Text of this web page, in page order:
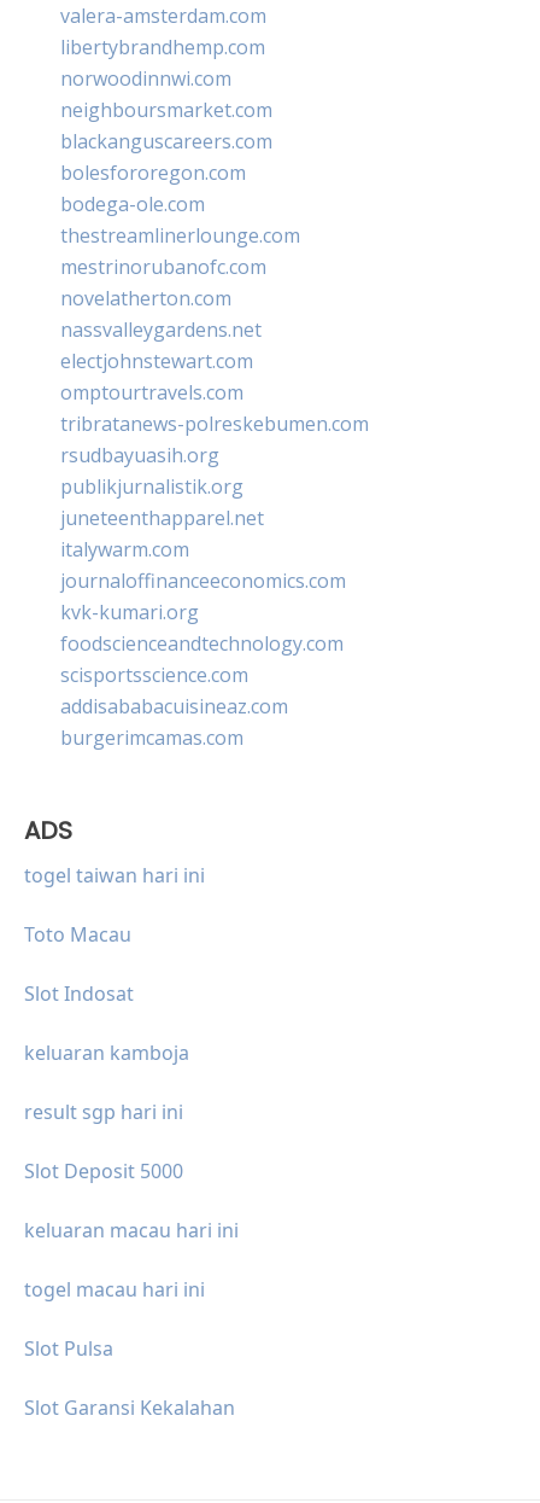
valera-amsterdam.com
libertybrandhemp.com
norwoodinnwi.com
neighboursmarket.com
blackanguscareers.com
bolesfororegon.com
bodega-ole.com
thestreamlinerlounge.com
mestrinorubanofc.com
novelatherton.com
nassvalleygardens.net
electjohnstewart.com
omptourtravels.com
tribratanews-polreskebumen.com
rsudbayuasih.org
publikjurnalistik.org
juneteenthapparel.net
italywarm.com
journaloffinanceeconomics.com
kvk-kumari.org
foodscienceandtechnology.com
scisportsscience.com
addisababacuisineaz.com
burgerimcamas.com
ADS
togel taiwan hari ini
Toto Macau
Slot Indosat
keluaran kamboja
result sgp hari ini
Slot Deposit 5000
keluaran macau hari ini
togel macau hari ini
Slot Pulsa
Slot Garansi Kekalahan